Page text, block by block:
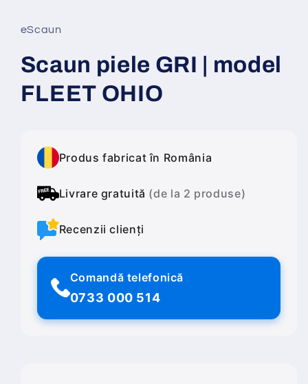
fereastră
modală
eScaun
Scaun piele GRI | model
FLEET OHIO
Produs fabricat în România
Livrare gratuită (de la 2 produse)
Recenzii clienți
Comandă telefonică
0733 000 514